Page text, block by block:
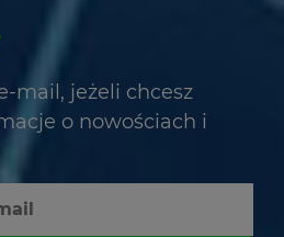
mail, jeżeli chcesz
o nowościach i